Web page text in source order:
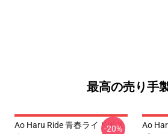
最高の売り手
Ao Haru Ride 青春ライドポス
-20%
Ao